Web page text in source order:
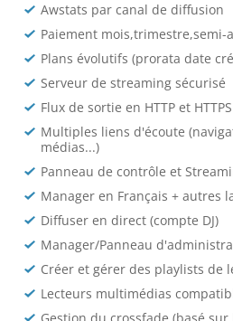
Awstats par canal de diffusion
Paiement mois,trimestre,semi-
Plans évolutifs (prorata date
Serveur de streaming sécurisé
Flux de sortie en HTTP et
Multiples liens d'écoute
médias...)
Panneau de contrôle et
Manager en Français + autres
Diffuser en direct (compte DJ)
Manager/Panneau
Créer et gérer des playlists de
Lecteurs multimédias